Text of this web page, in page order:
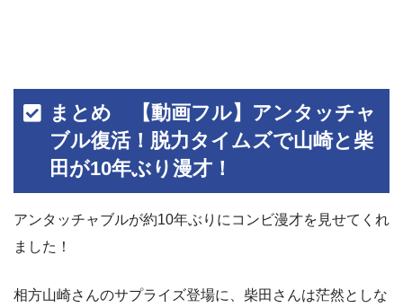
まとめ 【動画フル】アンタッチャ
ブル復活！脱力タイムズで山崎と柴
田が10年ぶり漫才！
アンタッチャブルが約10年ぶりにコンビ漫才を見せてくれ
ました！
相方山崎さんのサプライズ登場に、柴田さんは茫然としな